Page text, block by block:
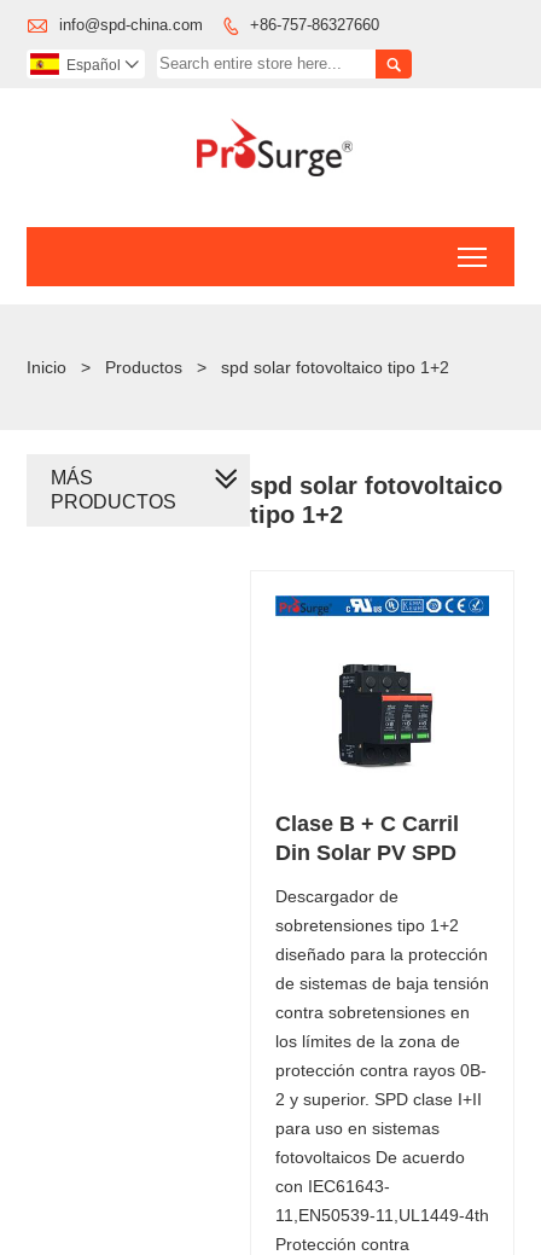
 info@spd-china.com  +86-757-86327660

Español 
Inicio > Productos > spd solar fotovoltaico tipo 1+2
spd solar fotovoltaico
tipo 1+2
Clase B + C Carril
Din Solar PV SPD
Descargador de
sobretensiones tipo 1+2
diseñado para la protección
de sistemas de baja tensión
contra sobretensiones en
los límites de la zona de
protección contra rayos 0B-
2 y superior. SPD clase I+II
para uso en sistemas
fotovoltaicos De acuerdo
con IEC61643-
11,EN50539-11,UL1449-4th
Protección contra
MÁS
PRODUCTOS